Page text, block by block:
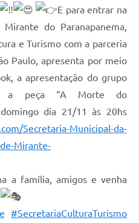
Interna
E para entrar na
do Paranapanema,
e Turismo com a parceria
Paulo, apresenta por meio
a apresentação do grupo
a peça “A Morte do
dia 21/11 às 20hs
Secretaria-Municipal-da-
Mirante-
a família, amigos e venha
#SecretariaCulturaTurismo